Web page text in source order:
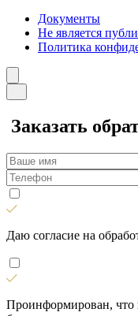
Документы
Не является
Политика
Заказать
Даю согласие на
Проинформирован, что